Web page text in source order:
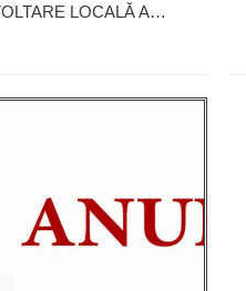
LOCALĂ A…